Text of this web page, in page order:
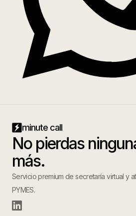
minute call
No pierdas
más.
Servicio premium de secretaría virtual y
PYMES.